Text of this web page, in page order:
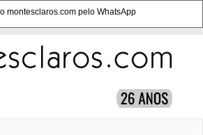
montesclaros.com pelo WhatsApp